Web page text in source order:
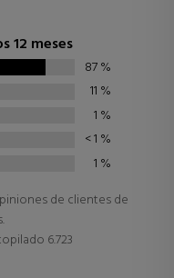
12 meses
87%
11 %
1 %
< 1 %
1 %
de clientes de
6.723